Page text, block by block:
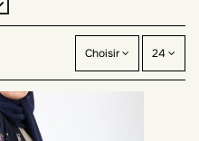
de votre robe de l'Aid pour
se déclinent en de nombreux
à manches papillons ou
notre collection en fonction de
que votre tenue doit rester sobre
de l'Aid
Choisir 24